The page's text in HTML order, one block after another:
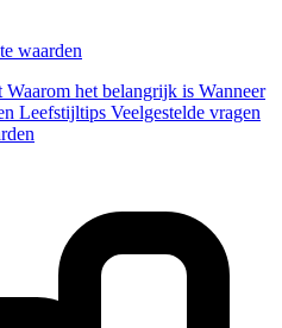
waarden
Waarom het belangrijk is Wanneer
Leefstijltips Veelgestelde vragen